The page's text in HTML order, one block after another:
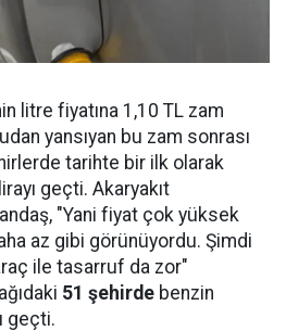
litre fiyatına 1,10 TL zam
yansıyan bu zam sonrası
tarihte bir ilk olarak
geçti. Akaryakıt
"Yani fiyat çok yüksek
az gibi görünüyordu. Şimdi
ile tasarruf da zor"
51 şehirde benzin
geçti.